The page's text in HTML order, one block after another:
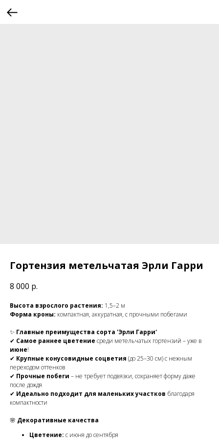
Гортензия метельчатая Эрли Гарри
8 000 р.
Высота взрослого растения: 1,5–2 м
Форма кроны: компактная, аккуратная, с прочными побегами
✨ Главные преимущества сорта 'Эрли Гарри'
✔ Самое раннее цветение среди метельчатых гортензий – уже в
июне!
✔ Крупные конусовидные соцветия (до 25–30 см) с нежным
переходом оттенков
✔ Прочные побеги – не требует подвязки, сохраняет форму даже
после дождя
✔ Идеально подходит для маленьких участков благодаря
компактности
🌸 Декоративные качества
Цветение: с июня до сентября